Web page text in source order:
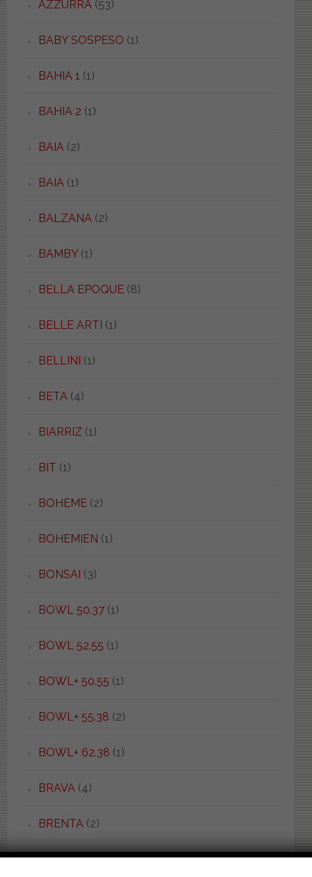
AZZURRA (53)
BABY SOSPESO (1)
BAHIA 1 (1)
BAHIA 2 (1)
BAIA (2)
BAIA (1)
BALZANA (2)
BAMBY(1)
BELLA EPOQUE(8)
BELLE ARTI (1)
BELLINI (1)
BETA (4)
BIARRIZ (1)
BIT (1)
BOHEME(2)
BOHEMIEN (1)
BONSAI (3)
BOWL 50.37(1)
BOWL 52.55 (1)
BOWL+ 50.55 (1)
BOWL+ 55.38 (2)
BOWL+ 62.38 (1)
BRAVA (4)
BRENTA (2)
BRIO(3)